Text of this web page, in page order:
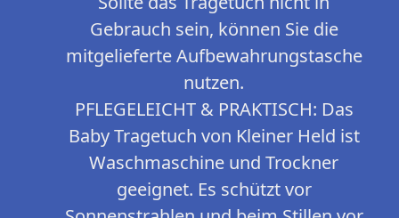
Gebrauch sein, können Sie die
mitgelieferte Aufbewahrungstasche
nutzen.
PFLEGELEICHT & PRAKTISCH: Das
Baby Tragetuch von Kleiner Held ist
Waschmaschine und Trockner
geeignet. Es schützt vor